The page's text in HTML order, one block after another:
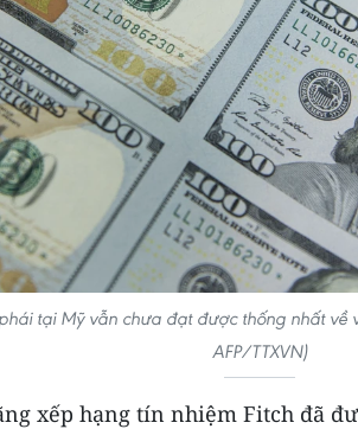
tại Mỹ vẫn chưa đạt được thống nhất về
AFP/TTXVN)
xếp hạng tín nhiệm Fitch đã